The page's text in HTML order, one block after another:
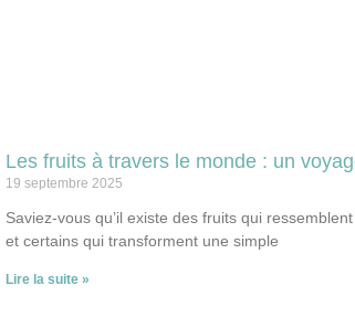
Les fruits à travers le monde : un
19 septembre 2025
Saviez-vous qu’il existe des fruits qui
et certains qui transforment une simple
Lire la suite »